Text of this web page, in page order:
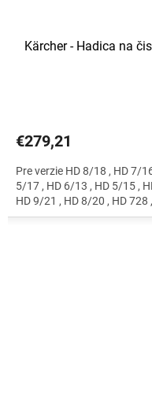
Kärcher - Hadica na
€279,21
Pre verzie HD 8/18 , HD 7/
5/17 , HD 6/13 , HD 5/15 ,
HD 9/21 , HD 8/20 , HD 728